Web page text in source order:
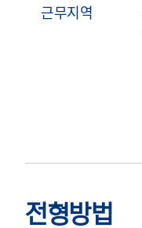
근무지역
전형방법